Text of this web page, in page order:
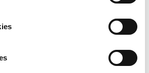
in Ligurien. Im Sommer arbeitet sie dort
und zieht sich in die Welt der Wissenschaft
und ein mysteriöser Typ aus dem
setzt.